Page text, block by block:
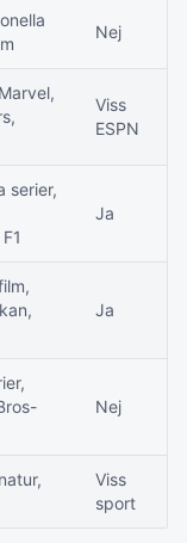
Nej
Viss
ESPN
serier,
Ja
Ja
Nej
Viss
sport